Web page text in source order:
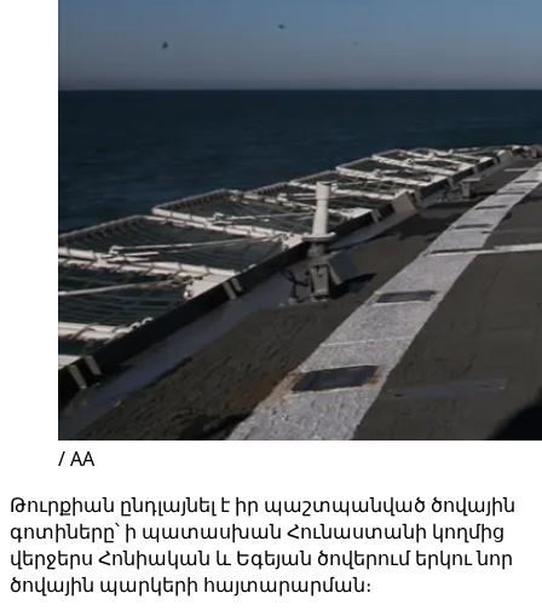
/ AA
Թուրքիան ընդլայնել է իր պաշտպանված ծովային
գոտիները՝ ի պատասխան Հունաստանի կողմից
վերջերս Հոնիական և Եգեյան ծովերում երկու նոր
ծովային պարկերի հայտարարման։